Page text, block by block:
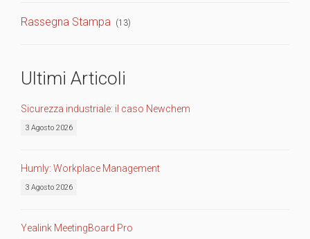
Rassegna Stampa (13)
Ultimi Articoli
Sicurezza industriale: il caso Newchem
3 Agosto 2026
Humly: Workplace Management
3 Agosto 2026
Yealink MeetingBoard Pro